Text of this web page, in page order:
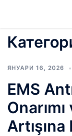
ЯНУАРИ 16, 2026
EMS